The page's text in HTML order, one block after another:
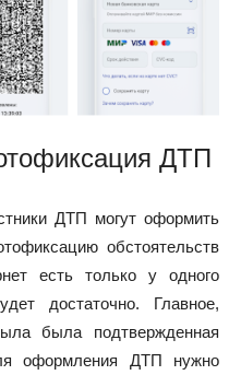
ДТП
ДТП могут оформить
обстоятельств
есть только у одного
достаточно. Главное,
была подтвержденная
оформления ДТП нужно